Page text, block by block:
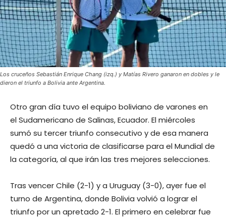
Los cruceños Sebastián Enrique Chang (izq.) y Matías Rivero ganaron en dobles y le
dieron el triunfo a Bolivia ante Argentina.
Otro gran día tuvo el equipo boliviano de varones en
el Sudamericano de Salinas, Ecuador. El miércoles
sumó su tercer triunfo consecutivo y de esa manera
quedó a una victoria de clasificarse para el Mundial de
la categoría, al que irán las tres mejores selecciones.
Tras vencer Chile (2-1) y a Uruguay (3-0), ayer fue el
turno de Argentina, donde Bolivia volvió a lograr el
triunfo por un apretado 2-1. El primero en celebrar fue